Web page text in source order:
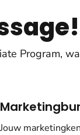
Program,
Jouw